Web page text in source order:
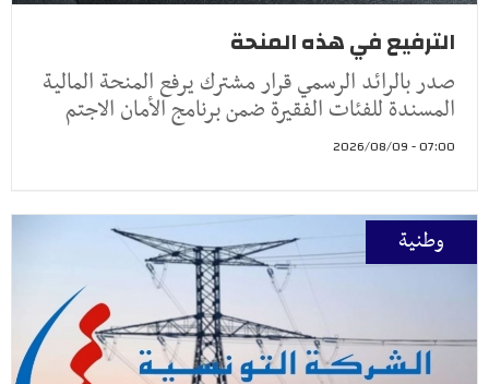
الترفيع في هذه المنحة
صدر بالرائد الرسمي قرار مشترك يرفع المنحة المالية
المسندة للفئات الفقيرة ضمن برنامج الأمان الاجتم
07:00 - 2026/08/09
وطنية